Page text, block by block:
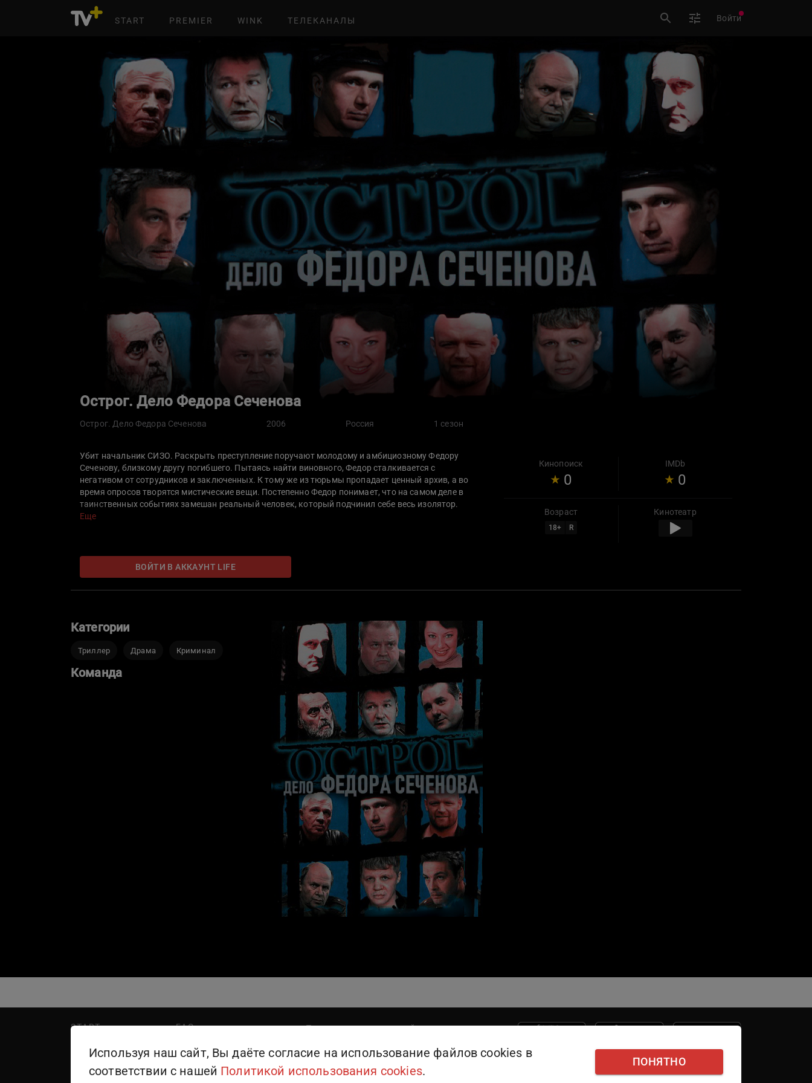
START PREMIER WINK ТЕЛЕКАНАЛЫ Войти
Острог. Дело Федора Сеченова
Острог. Дело Федора Сеченова 2006 Россия 1 сезон
Убит начальник СИЗО. Раскрыть преступление поручают молодому и амбициозному Федору
Сеченову, близкому другу погибшего. Пытаясь найти виновного, Федор сталкивается с
негативом от сотрудников и заключенных. К тому же из тюрьмы пропадает ценный архив, а во
время опросов творятся мистические вещи. Постепенно Федор понимает, что на самом деле в
таинственных событиях замешан реальный человек, который подчинил себе весь изолятор.
Но как найти этого кукловода?
Еще
Кинопоиск
0
IMDb
0
Возраст
18+ R
Кинотеатр
ВОЙТИ В АККАУНТ LIFE
Категории
Триллер Драма Криминал
Команда
START
FAQ
Поддержка пользователей
Используя наш сайт, Вы даёте согласие на использование файлов cookies в
соответствии с нашей Политикой использования cookies.
ПОНЯТНО